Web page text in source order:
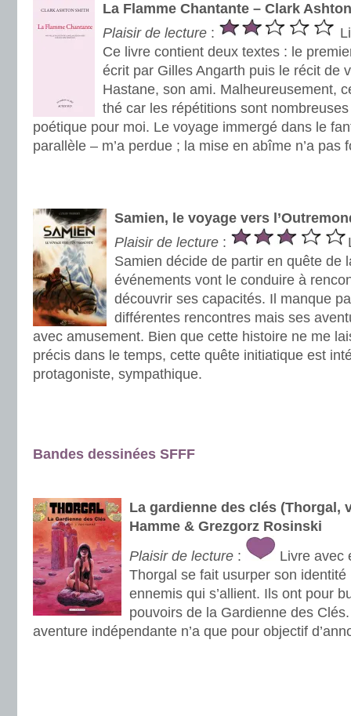
La Flamme Chantante – Clark
Plaisir de lecture :
Ce livre contient deux textes : le
écrit par Gilles Angarth puis le récit de
Hastane, son ami. Malheureusement,
thé car les répétitions sont
poétique pour moi. Le voyage immergé dans le
parallèle – m’a perdue ; la mise en abîme n’a pas
Samien, le voyage vers
Plaisir de lecture :
Samien décide de partir en quête de
événements vont le conduire à
découvrir ses capacités. Il manque
différentes rencontres mais ses
avec amusement. Bien que cette histoire ne me
précis dans le temps, cette quête initiatique est
protagoniste, sympathique.
Bandes dessinées SFFF
La gardienne des clés (Thorgal,
Hamme & Grezgorz Rosinski
Plaisir de lecture :
Livre avec
Thorgal se fait usurper son
ennemis qui s’allient. Ils ont pour
pouvoirs de la Gardienne des
aventure indépendante n’a que pour objectif